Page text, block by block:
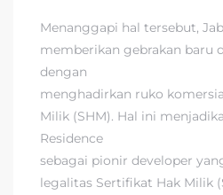
Menanggapi hal tersebut,
memberikan gebrakan baru
dengan
menghadirkan ruko
Milik (SHM). Hal ini
Residence
sebagai pionir developer
legalitas Sertifikat Hak Milik